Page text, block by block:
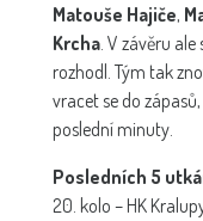
Matouše Hajiče,
Krcha. V závěru
rozhodl. Tým tak
vracet se do
poslední minuty.
Posledních 5
20. kolo – HK